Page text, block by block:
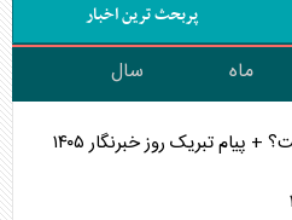
پربحث ترین اخبار
ماه سال